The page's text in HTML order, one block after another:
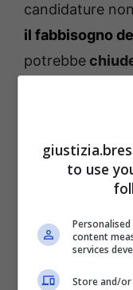
candidature
il fabbisogno
potrebbe
to use
content
services
Store and/